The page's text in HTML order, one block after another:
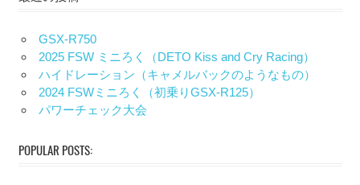
GSX-R750
2025 FSW ミニろく（DETO Kiss and Cry Racing）
ハイドレーション（キャメルバックのようなもの）
2024 FSWミニろく（初乗りGSX-R125）
パワーチェック大会
POPULAR POSTS: